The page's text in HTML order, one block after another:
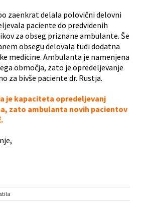
zaenkrat delala polovični delovni
paciente do predvidenih
za obseg priznane ambulante. Še
obsegu delovala tudi dodatna
medicine. Ambulanta je namenjena
območja, zato je opredeljevanje
za bivše paciente dr. Rustja.
je kapaciteta opredeljevanj
zato ambulanta novih pacientov